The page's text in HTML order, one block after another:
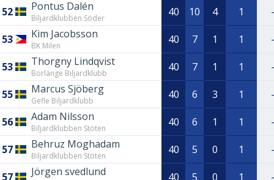
52 Pontus Dalén
Biljardklubben Söder 40 10 4 1 -
53 Kim Jacobsson
BK Milen 40 7 1 1 -
53 Thorgny Lindqvist
Borlänge Biljardklubb 40 7 1 1 -
55 Marcus Sjöberg
Gefle Biljardklubb 40 6 3 1 -
56 Adam Nilsson
Biljardklubben Stöten 40 6 1 1 -
57 Behruz Moghadam
Biljardklubben Stöten 40 5 0 1 -
57 Jörgen svedlund 40 5 0 1 -